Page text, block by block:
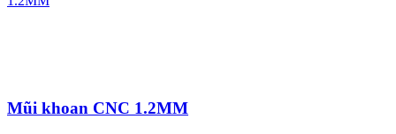
Mũi khoan CNC 1.2MM